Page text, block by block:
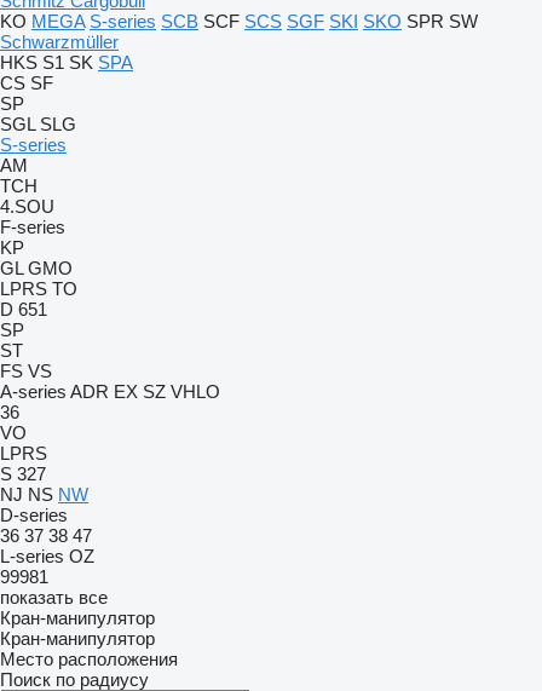
KO MEGA S-series SCB SCF SCS SGF SKI SKO SPR SW
Schwarzmüller
HKS S1 SK SPA
CS SF
SP
SGL SLG
S-series
AM
TCH
4.SOU
F-series
KP
GL GMO
LPRS TO
D 651
SP
ST
FS VS
A-series ADR EX SZ VHLO
36
VO
LPRS
S 327
NJ NS NW
D-series
36 37 38 47
L-series OZ
99981
показать все
Кран-манипулятор
Кран-манипулятор
Место расположения
Поиск по радиусу